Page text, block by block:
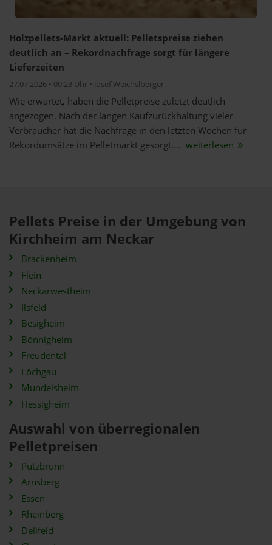
Holzpellets-Markt aktuell: Pelletspreise ziehen
deutlich an – Rekordnachfrage sorgt für längere
Lieferzeiten
27.07.2026 • 09:23 Uhr • Josef Weichslberger
Wie erwartet, haben die Pelletpreise zuletzt deutlich
angezogen. Nach der langen Kaufzurückhaltung vieler
Verbraucher hat die Nachfrage in den letzten Wochen für
Rekordumsätze im Pelletmarkt gesorgt.... weiterlesen
Pellets Preise in der Umgebung von
Kirchheim am Neckar
Brackenheim
Flein
Neckarwestheim
Ilsfeld
Besigheim
Bönnigheim
Freudental
Löchgau
Mundelsheim
Hessigheim
Auswahl von überregionalen
Pelletpreisen
Putzbrunn
Arnsberg
Essen
Rheinberg
Dellfeld